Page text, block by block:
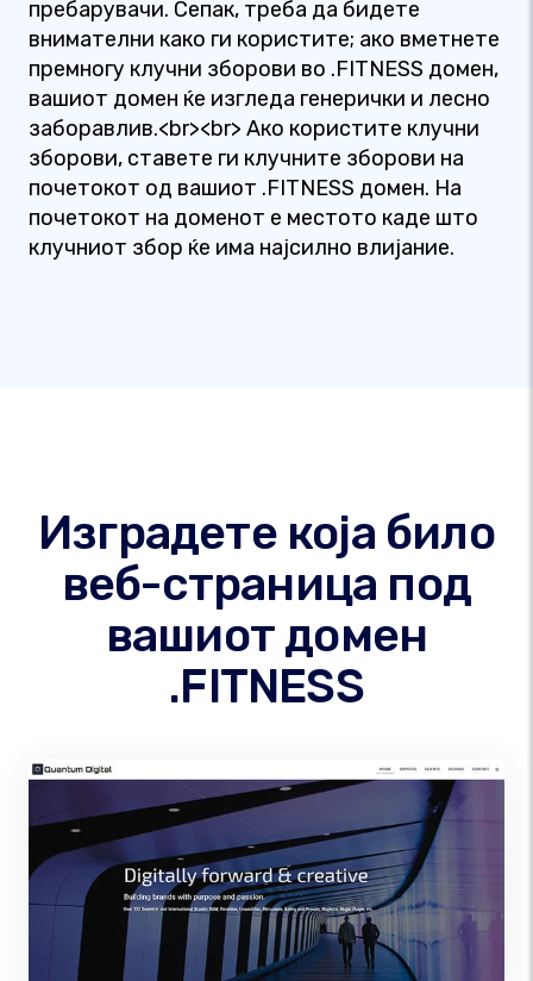
пребарувачи. Сепак, треба да бидете
внимателни како ги користите; ако вметнете
премногу клучни зборови во .FITNESS домен,
вашиот домен ќе изгледа генерички и лесно
заборавлив.<br><br> Ако користите клучни
зборови, ставете ги клучните зборови на
почетокот од вашиот .FITNESS домен. На
почетокот на доменот е местото каде што
клучниот збор ќе има најсилно влијание.
Изградете која било
веб-страница под
вашиот домен
.FITNESS